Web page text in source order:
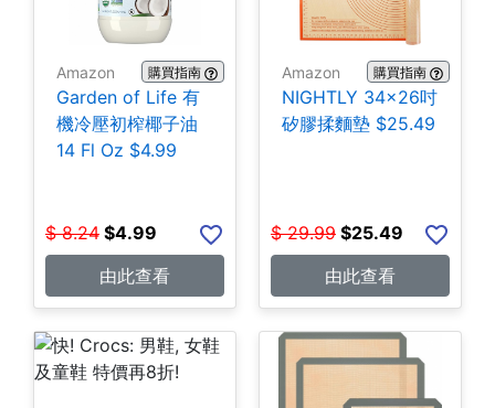
Amazon 購買指南
Garden of Life 有
機冷壓初榨椰子油
14 Fl Oz $4.99
$ 8.24 $4.99
由此查看
Amazon 購買指南
NIGHTLY 34x26吋
矽膠揉麵墊 $25.49
$ 29.99 $25.49
由此查看